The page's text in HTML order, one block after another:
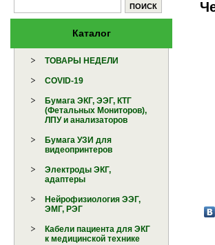
Каталог
ТОВАРЫ НЕДЕЛИ
COVID-19
Бумага ЭКГ, ЭЭГ, КТГ
(Фетальных Мониторов),
ЛПУ и анализаторов
Бумага УЗИ для
видеопринтеров
Электроды ЭКГ,
адаптеры
Нейрофизиология ЭЭГ,
ЭМГ, РЭГ
Кабели пациента для ЭКГ
к медицинской технике